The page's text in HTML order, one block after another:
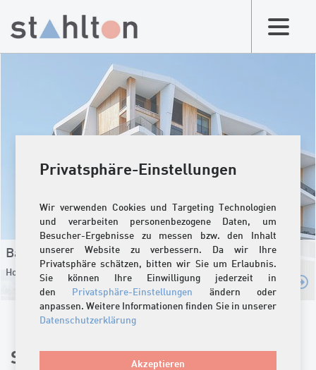
Privatsphäre-Einstellungen
Wir verwenden Cookies und Targeting Technologien
und verarbeiten personenbezogene Daten, um
Besucher-Ergebnisse zu messen bzw. den Inhalt
unserer Website zu verbessern. Da wir Ihre
Privatsphäre schätzen, bitten wir Sie um Erlaubnis.
Sie können Ihre Einwilligung jederzeit in
den Privatsphäre-Einstellungen ändern oder
anpassen. Weitere Informationen finden Sie in unserer
Datenschutzerklärung
Akzeptieren
Bauteile für Fassade
Hochwertige Fassadenelemente für Neubau und Sanierung
Stahlton Bauteile AG